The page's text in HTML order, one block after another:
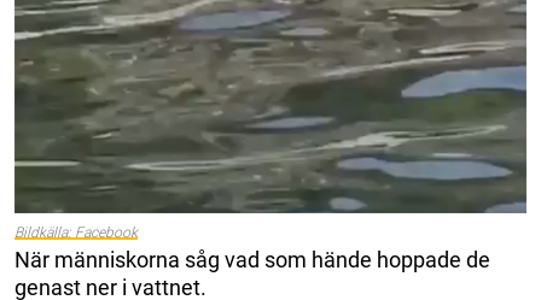
Bildkälla: Facebook
När människorna såg vad som hände hoppade de
genast ner i vattnet.